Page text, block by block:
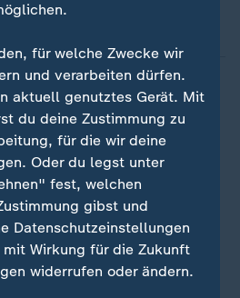
vom Beauftragten für
untersucht. Im
Farage ein vorübergehender
- und eine Nachwahl
Dem kam er nun zuvor.
in Umfragen aktuell
für welche Zwecke wir
und verarbeiten dürfen.
aktuell genutztes Gerät. Mit
du deine Zustimmung zu
für die wir deine
Oder du legst unter
fest, welchen
gibst und
Datenschutzeinstellungen
Wirkung für die Zukunft
widerrufen oder ändern.